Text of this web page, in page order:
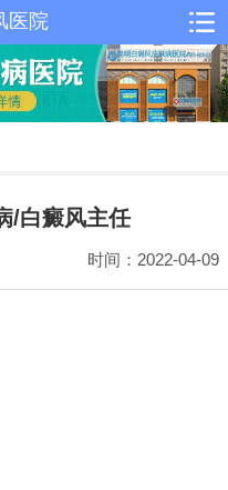
医院
/白癜风主任
时间：2022-04-09